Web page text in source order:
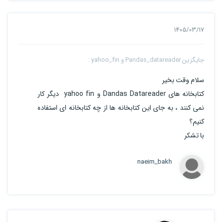
1405/03/17
جایگزین Pandas_datareader و yahoo_fin :
سلام وقت بخیر
کتابخانه های Dandas Datareader و yahoo fin دیگر کار
نمی کنند ، به جای این کتابخانه ها از چه کتابخانه ای استفاده
کنیم؟
با تشکر
naeim_bakh